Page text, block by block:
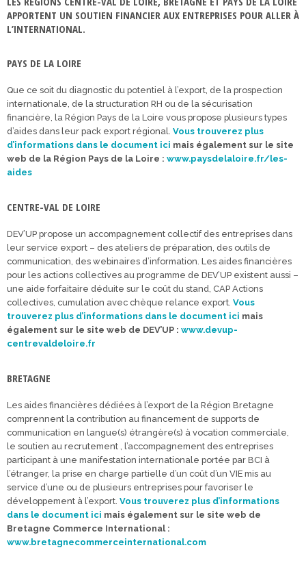
APPORTENT UN SOUTIEN FINANCIER AUX ENTREPRISES POUR ALLER À
L’INTERNATIONAL.
PAYS DE LA LOIRE
Que ce soit du diagnostic du potentiel à l’export, de la prospection
internationale, de la structuration RH ou de la sécurisation
financière, la Région Pays de la Loire vous propose plusieurs types
d’aides dans leur pack export régional. Vous trouverez plus
d’informations dans le document ici mais également sur le site
web de la Région Pays de la Loire : www.paysdelaloire.fr/les-
aides
CENTRE-VAL DE LOIRE
DEV’UP propose un accompagnement collectif des entreprises dans
leur service export – des ateliers de préparation, des outils de
communication, des webinaires d’information. Les aides financières
pour les actions collectives au programme de DEV’UP existent aussi –
une aide forfaitaire déduite sur le coût du stand, CAP Actions
collectives, cumulation avec chèque relance export. Vous
trouverez plus d’informations dans le document ici mais
également sur le site web de DEV’UP : www.devup-
centrevaldeloire.fr
BRETAGNE
Les aides financières dédiées à l’export de la Région Bretagne
comprennent la contribution au financement de supports de
communication en langue(s) étrangère(s) à vocation commerciale,
le soutien au recrutement , l’accompagnement des entreprises
participant à une manifestation internationale portée par BCI à
l’étranger, la prise en charge partielle d’un coût d’un VIE mis au
service d’une ou de plusieurs entreprises pour favoriser le
développement à l’export. Vous trouverez plus d’informations
dans le document ici mais également sur le site web de
Bretagne Commerce International :
www.bretagnecommerceinternational.com